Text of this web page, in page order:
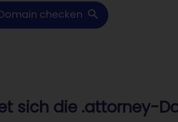
checken
sich die .attorney-